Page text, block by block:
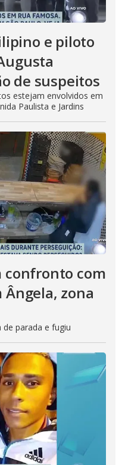
e piloto
de suspeitos
estejam envolvidos em
Paulista e Jardins
confronto com
Ângela, zona
parada e fugiu